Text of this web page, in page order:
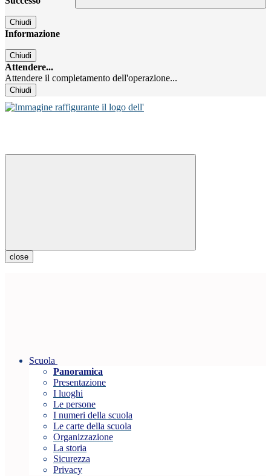
Chiudi
Informazione
Chiudi
Attendere...
Attendere il completamento dell'operazione...
Chiudi
close
Scuola
Panoramica
Presentazione
I luoghi
Le persone
I numeri della scuola
Le carte della scuola
Organizzazione
La storia
Sicurezza
Privacy